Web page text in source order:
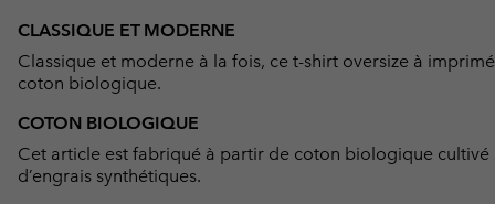
CLASSIQUE ET MODERNE
Classique et moderne à la fois, ce t-shirt oversize à
coton biologique.
COTON BIOLOGIQUE
Cet article est fabriqué à partir de coton biologique cultivé
d’engrais synthétiques.